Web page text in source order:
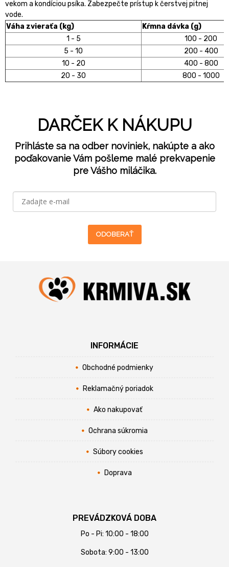
vekom a kondíciou psíka. Zabezpečte prístup k čerstvej pitnej
vode.
Váha zvieraťa (kg)
Kŕmna dávka (g)
1 - 5
100 - 200
5 - 10
200 - 400
10 - 20
400 - 800
20 - 30
800 - 1000
DARČEK K NÁKUPU
Prihláste sa na odber noviniek, nakúpte a ako
poďakovanie Vám pošleme malé prekvapenie
pre Vášho miláčika.
ODOBERAŤ
INFORMÁCIE
Obchodné podmienky
Reklamačný poriadok
Ako nakupovať
Ochrana súkromia
Súbory cookies
Doprava
PREVÁDZKOVÁ DOBA
Po - Pi: 10:00 - 18:00
Sobota: 9:00 - 13:00